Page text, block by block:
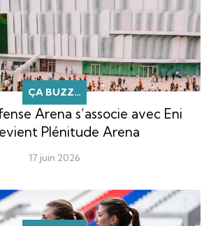
ÇA BUZZ…
Arena s’associe avec Eni
Plénitude Arena
17 juin 2026